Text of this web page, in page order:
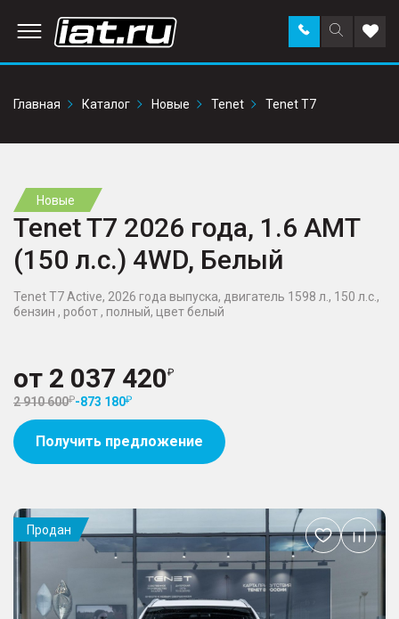
Поиск
по
Заказать
звонок в
Главная
Каталог Новые Tenet Tenet T7
Новые
Tenet T7 2026 года, 1.6 AMT
(150 л.с.) 4WD, Белый
Tenet T7 Active, 2026 года выпуска, двигатель 1598 л., 150 л.с.,
бензин , робот , полный, цвет белый
от 2 037 420
2 910 600 -873 180
Получить предложение
Продан
Добавить
в
избранное